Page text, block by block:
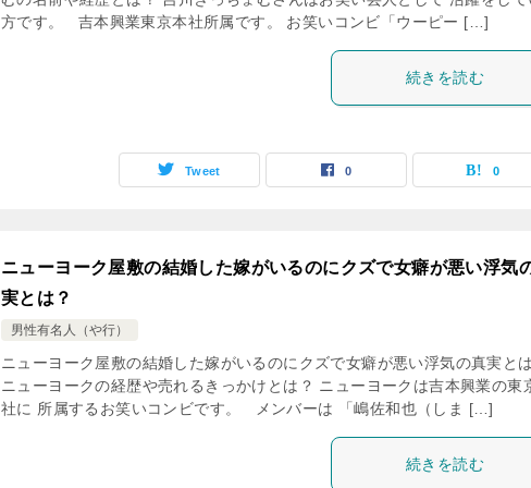
方です。 吉本興業東京本社所属です。 お笑いコンビ「ウーピー […]
続きを読む
Tweet 0 0
ニューヨーク屋敷の結婚した嫁がいるのにクズで女癖が悪い浮気
実とは？
男性有名人（や行）
ニューヨーク屋敷の結婚した嫁がいるのにクズで女癖が悪い浮気の真実と
ニューヨークの経歴や売れるきっかけとは？ ニューヨークは吉本興業の東
社に 所属するお笑いコンビです。 メンバーは 「嶋佐和也（しま […]
続きを読む